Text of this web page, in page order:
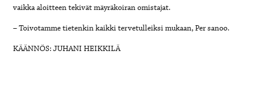
vaikka aloitteen tekivät mäyräkoiran omistajat.
– Toivotamme tietenkin kaikki tervetulleiksi mukaan, Per sanoo.
KÄÄNNÖS: JUHANI HEIKKILÄ